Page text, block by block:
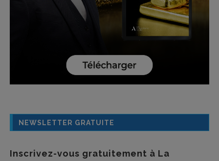
NEWSLETTER GRATUITE
Inscrivez-vous gratuitement à La